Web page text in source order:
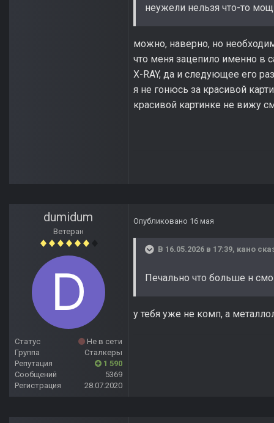
неужели нельзя что-то
можно, наверно, но
что меня зацепило именно в
X-RAY, да и следующее его
я не гонюсь за красивой
красивой картинке не вижу
dumidum
Ветеран
Статус
Не в сети
Группа
Сталкеры
Репутация
1 590
Сообщений
5369
Регистрация
28.07.2020
Опубликовано 16 мая
В 16.05.2026 в 17:39, кано
Печально что больше н
у тебя уже не комп, а